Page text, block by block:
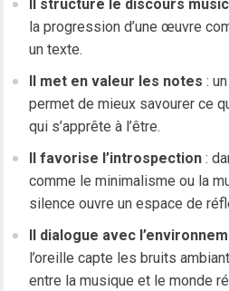
Il structure le discours
la progression d’une œuvre
un texte.
Il met en valeur les notes :
permet de mieux savourer ce
qui s’apprête à l’être.
Il favorise l’introspection :
comme le minimalisme ou la
silence ouvre un espace de
Il dialogue avec
l’oreille capte les bruits
entre la musique et le monde